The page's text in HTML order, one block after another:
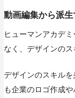
動画編集から派
ヒューマンアカデ
なく、デザインのス
デザインのスキル
も企業のロゴ作成